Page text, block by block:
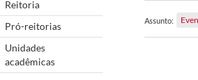
Reitoria
Pró-reitorias
Unidades
acadêmicas
Assunto: